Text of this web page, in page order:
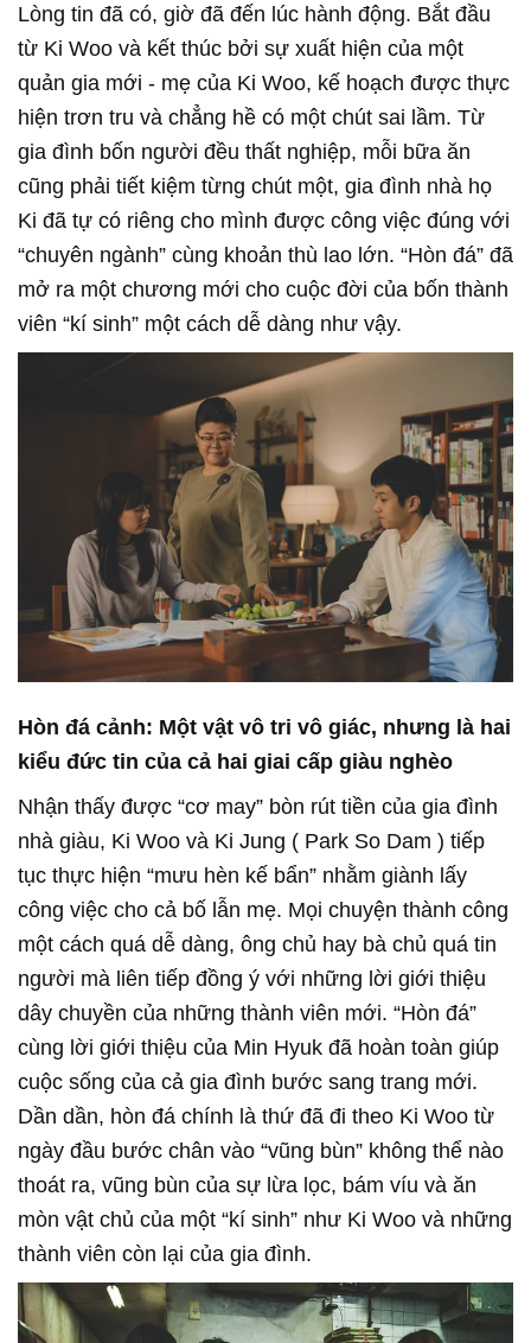
Lòng tin đã có, giờ đã đến lúc hành động. Bắt đầu
từ Ki Woo và kết thúc bởi sự xuất hiện của một
quản gia mới - mẹ của Ki Woo, kế hoạch được thực
hiện trơn tru và chẳng hề có một chút sai lầm. Từ
gia đình bốn người đều thất nghiệp, mỗi bữa ăn
cũng phải tiết kiệm từng chút một, gia đình nhà họ
Ki đã tự có riêng cho mình được công việc đúng với
“chuyên ngành” cùng khoản thù lao lớn. “Hòn đá” đã
mở ra một chương mới cho cuộc đời của bốn thành
viên “kí sinh” một cách dễ dàng như vậy.
Hòn đá cảnh: Một vật vô tri vô giác, nhưng là hai
kiểu đức tin của cả hai giai cấp giàu nghèo
Nhận thấy được “cơ may” bòn rút tiền của gia đình
nhà giàu, Ki Woo và Ki Jung ( Park So Dam ) tiếp
tục thực hiện “mưu hèn kế bẩn” nhằm giành lấy
công việc cho cả bố lẫn mẹ. Mọi chuyện thành công
một cách quá dễ dàng, ông chủ hay bà chủ quá tin
người mà liên tiếp đồng ý với những lời giới thiệu
dây chuyền của những thành viên mới. “Hòn đá”
cùng lời giới thiệu của Min Hyuk đã hoàn toàn giúp
cuộc sống của cả gia đình bước sang trang mới.
Dần dần, hòn đá chính là thứ đã đi theo Ki Woo từ
ngày đầu bước chân vào “vũng bùn” không thể nào
thoát ra, vũng bùn của sự lừa lọc, bám víu và ăn
mòn vật chủ của một “kí sinh” như Ki Woo và những
thành viên còn lại của gia đình.